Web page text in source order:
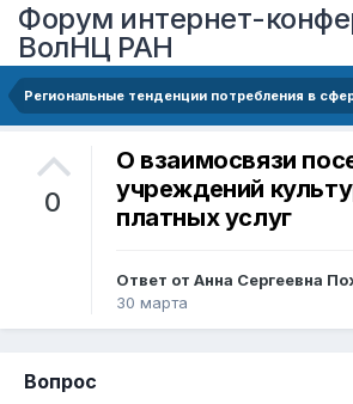
Форум интернет-
ВолНЦ РАН
0
О взаимосвязи
учреждений
платных услуг
Ответ от Анна Сергеевна
30 марта
Вопрос